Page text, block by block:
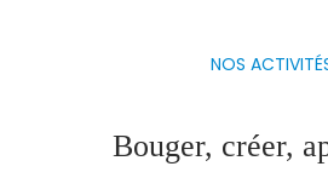
NOS
Bouger, créer,